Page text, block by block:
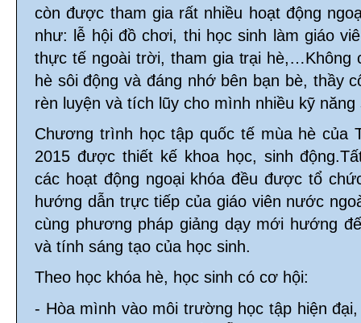
còn được tham gia rất nhiều hoạt động
như: lễ hội đồ chơi, thi học sinh làm giáo
thực tế ngoài trời, tham gia trại hè,…Không
hè sôi động và đáng nhớ bên bạn bè, thầy
rèn luyện và tích lũy cho mình nhiều kỹ năng
Chương trình học tập quốc tế mùa hè của
2015 được thiết kế khoa học, sinh
các hoạt động ngoại khóa đều được tổ
hướng dẫn trực tiếp của giáo viên nước
cùng phương pháp giảng dạy mới hướng
và tính sáng tạo của học sinh.
Theo học khóa hè, học sinh có cơ hội:
- Hòa mình vào môi trường học tập hiện